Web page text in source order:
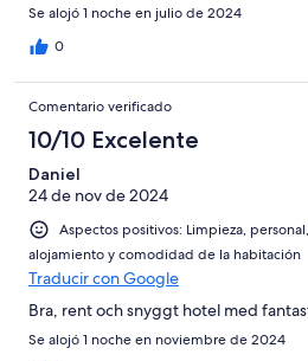
Se alojó 1 noche en julio de 2024
0
Comentario verificado
10/10 Excelente
Daniel
24 de nov de 2024
Aspectos positivos: Limpieza,
alojamiento y comodidad de la habitación
Traducir con Google
Bra, rent och snyggt hotel med
Se alojó 1 noche en noviembre de 2024